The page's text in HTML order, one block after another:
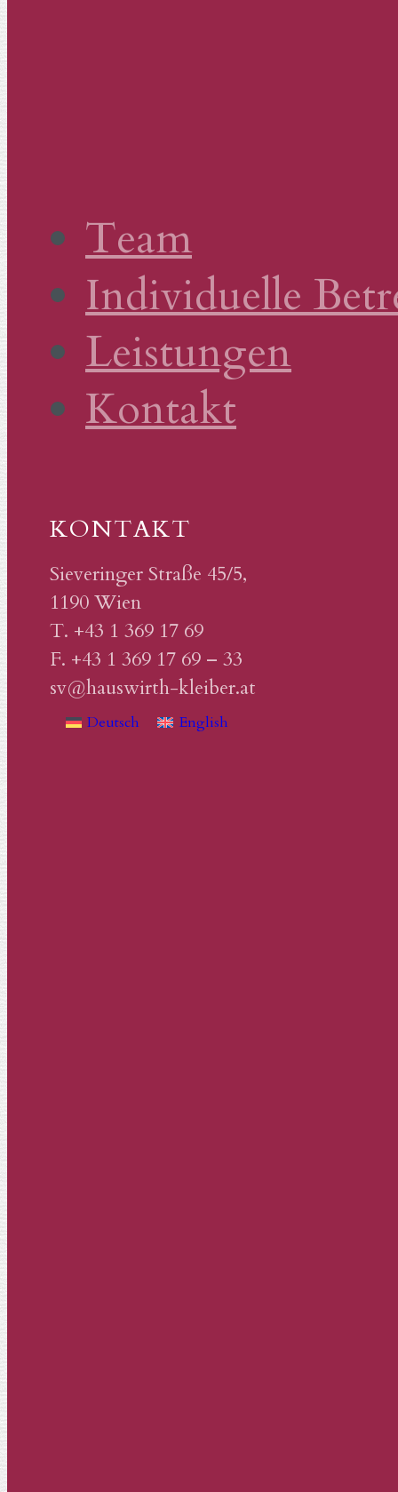
Team
Individuelle
Leistungen
Kontakt
KONTAKT
Sieveringer Straße 45/5,
1190 Wien
T. +43 1 369 17 69
F. +43 1 369 17 69 – 33
sv@hauswirth-kleiber.at
Deutsch English